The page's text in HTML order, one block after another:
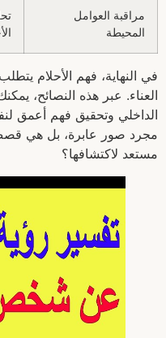
مراقبة العوامل
المحيطة
في النهاية، فهم الأحلام
العناء. عبر هذه النصائح،
الداخلي وتحقيق فهم أعمق
مجرد صور عابرة، بل هي قصص
مستعد لاكتشافها؟